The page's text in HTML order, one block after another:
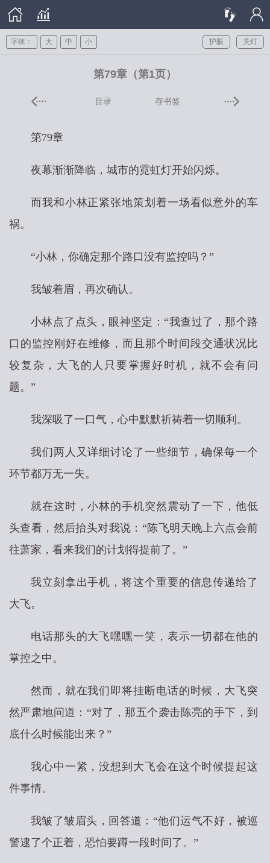
关灯
护眼
字体： 大 中 小
第79章（第1页）
目录 存书签
第79章
夜幕渐渐降临，城市的霓虹灯开始闪烁。
而我和小林正紧张地策划着一场看似意外的车
祸。
“小林，你确定那个路口没有监控吗？”
我皱着眉，再次确认。
小林点了点头，眼神坚定：“我查过了，那个路
口的监控刚好在维修，而且那个时间段交通状况比
较复杂，大飞的人只要掌握好时机，就不会有问
题。”
我深吸了一口气，心中默默祈祷着一切顺利。
我们两人又详细讨论了一些细节，确保每一个
环节都万无一失。
就在这时，小林的手机突然震动了一下，他低
头查看，然后抬头对我说：“陈飞明天晚上六点会前
往萧家，看来我们的计划得提前了。”
我立刻拿出手机，将这个重要的信息传递给了
大飞。
电话那头的大飞嘿嘿一笑，表示一切都在他的
掌控之中。
然而，就在我们即将挂断电话的时候，大飞突
然严肃地问道：“对了，那五个袭击陈亮的手下，到
底什么时候能出来？”
我心中一紧，没想到大飞会在这个时候提起这
件事情。
我皱了皱眉头，回答道：“他们运气不好，被巡
警逮了个正着，恐怕要蹲一段时间了。”